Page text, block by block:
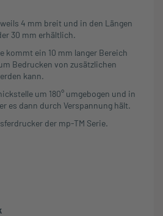
4 mm breit und in den Längen
30 mm erhältlich.
kommt ein 10 mm langer Bereich
Bedrucken von zusätzlichen
kann.
um 180° umgebogen und in
es dann durch Verspannung hält.
der mp-TM Serie.